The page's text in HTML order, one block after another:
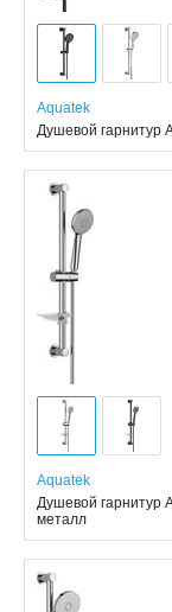
Aquatek
Душевой гарнитур
Aquatek
Душевой гарнитур
металл